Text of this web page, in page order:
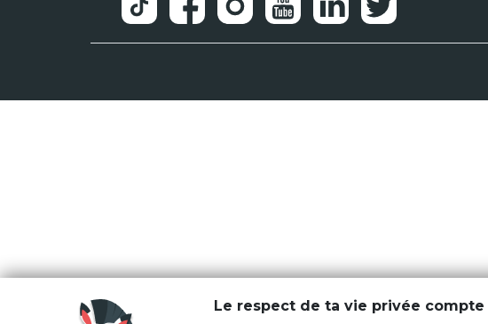
Le respect de ta vie privée compte